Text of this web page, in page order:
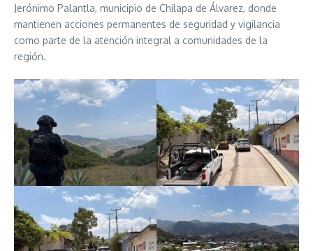
Jerónimo Palantla, municipio de Chilapa de Álvarez, donde
mantienen acciones permanentes de seguridad y vigilancia
como parte de la atención integral a comunidades de la
región.